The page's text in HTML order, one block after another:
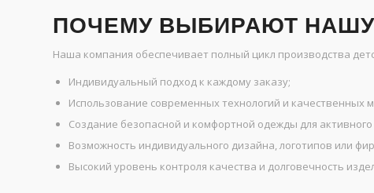
ПОЧЕМУ ВЫБИРАЮТ
Наша компания обеспечивает полный цикл производства
Индивидуальный подход к каждому заказу;
Использование современных технологий и качественных
Создание безопасной и комфортной одежды для активного
Возможность индивидуального дизайна, логотипов или
Высокий уровень контроля качества и долговечность